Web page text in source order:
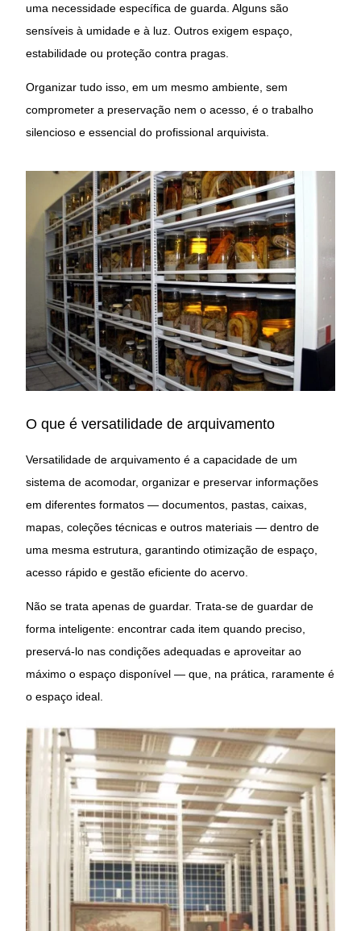
uma necessidade específica de guarda. Alguns são
sensíveis à umidade e à luz. Outros exigem espaço,
estabilidade ou proteção contra pragas.
Organizar tudo isso, em um mesmo ambiente, sem
comprometer a preservação nem o acesso, é o trabalho
silencioso e essencial do profissional arquivista.
O que é versatilidade de arquivamento
Versatilidade de arquivamento é a capacidade de um
sistema de acomodar, organizar e preservar informações
em diferentes formatos — documentos, pastas, caixas,
mapas, coleções técnicas e outros materiais — dentro de
uma mesma estrutura, garantindo otimização de espaço,
acesso rápido e gestão eficiente do acervo.
Não se trata apenas de guardar. Trata-se de guardar de
forma inteligente: encontrar cada item quando preciso,
preservá-lo nas condições adequadas e aproveitar ao
máximo o espaço disponível — que, na prática, raramente é
o espaço ideal.